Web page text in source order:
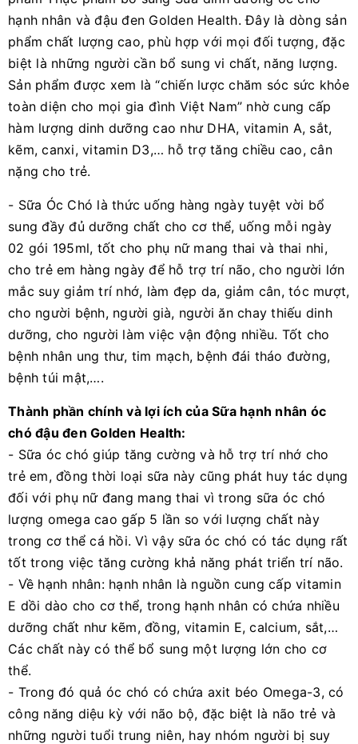
hạnh nhân và đậu đen Golden Health. Đây là dòng sản
phẩm chất lượng cao, phù hợp với mọi đối tượng, đặc
biệt là những người cần bổ sung vi chất, năng lượng.
Sản phẩm được xem là “chiến lược chăm sóc sức khỏe
toàn diện cho mọi gia đình Việt Nam” nhờ cung cấp
hàm lượng dinh dưỡng cao như DHA, vitamin A, sắt,
kẽm, canxi, vitamin D3,… hỗ trợ tăng chiều cao, cân
nặng cho trẻ.
- Sữa Óc Chó là thức uống hàng ngày tuyệt vời bổ
sung đầy đủ dưỡng chất cho cơ thể, uống mỗi ngày
02 gói 195ml, tốt cho phụ nữ mang thai và thai nhi,
cho trẻ em hàng ngày để hỗ trợ trí não, cho người lớn
mắc suy giảm trí nhớ, làm đẹp da, giảm cân, tóc mượt,
cho người bệnh, người già, người ăn chay thiếu dinh
dưỡng, cho người làm việc vận động nhiều. Tốt cho
bệnh nhân ung thư, tim mạch, bệnh đái tháo đường,
bệnh túi mật,….
Thành phần chính và lợi ích của Sữa hạnh nhân óc
chó đậu đen Golden Health:
- Sữa óc chó giúp tăng cường và hỗ trợ trí nhớ cho
trẻ em, đồng thời loại sữa này cũng phát huy tác dụng
đối với phụ nữ đang mang thai vì trong sữa óc chó
lượng omega cao gấp 5 lần so với lượng chất này
trong cơ thể cá hồi. Vì vậy sữa óc chó có tác dụng rất
tốt trong việc tăng cường khả năng phát triển trí não.
- Về hạnh nhân: hạnh nhân là nguồn cung cấp vitamin
E dồi dào cho cơ thể, trong hạnh nhân có chứa nhiều
dưỡng chất như kẽm, đồng, vitamin E, calcium, sắt,…
Các chất này có thể bổ sung một lượng lớn cho cơ
thể.
- Trong đó quả óc chó có chứa axit béo Omega-3, có
công năng diệu kỳ với não bộ, đặc biệt là não trẻ và
những người tuổi trung niên, hay nhóm người bị suy